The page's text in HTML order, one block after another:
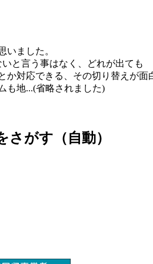
いました。
と言う事はなく、どれが出ても
か対応できる、その切り替えが面
も地...(省略されました)
さがす（自動）